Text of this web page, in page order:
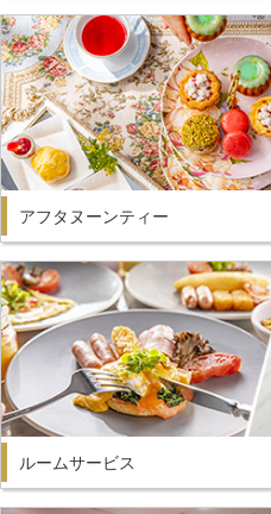
アフタヌーンティー
ルームサービス